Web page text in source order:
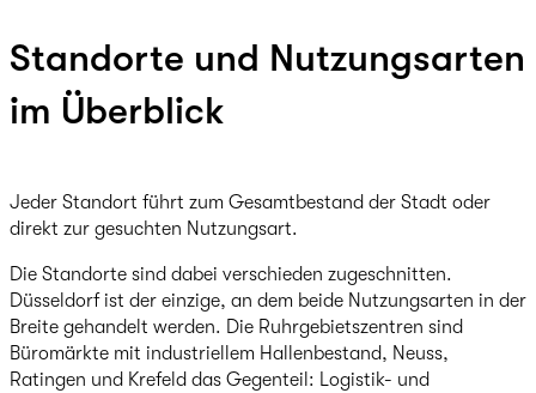
Standorte und Nutzungsarten
im Überblick
Jeder Standort führt zum Gesamtbestand der Stadt oder
direkt zur gesuchten Nutzungsart.
Die Standorte sind dabei verschieden zugeschnitten.
Düsseldorf ist der einzige, an dem beide Nutzungsarten in der
Breite gehandelt werden. Die Ruhrgebietszentren sind
Büromärkte mit industriellem Hallenbestand, Neuss,
Ratingen und Krefeld das Gegenteil: Logistik- und